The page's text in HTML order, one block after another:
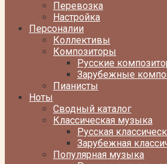
Перевозка
Настройка
Персоналии
Коллективы
Композиторы
Русские
Зарубежные
Пианисты
Ноты
Сводный каталог
Классическая музыка
Русская
Зарубежная
Популярная музыка